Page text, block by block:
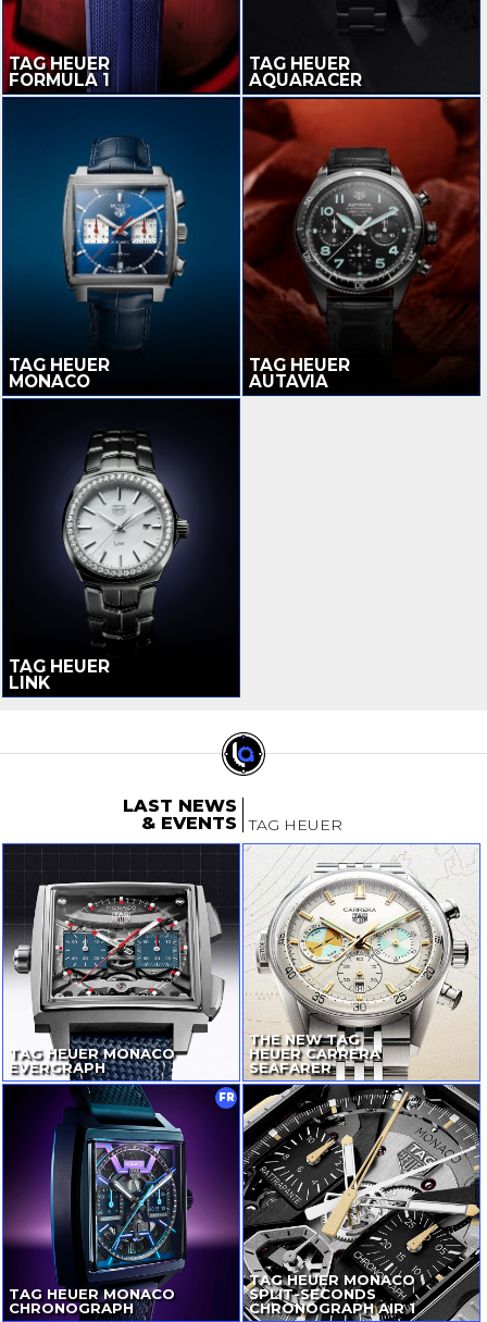
TAG HEUER
FORMULA 1
TAG HEUER
AQUARACER
TAG HEUER
MONACO
TAG HEUER
AUTAVIA
TAG HEUER
LINK
LAST NEWS
& EVENTS
TAG HEUER
TAG HEUER MONACO
EVERGRAPH
THE NEW TAG
HEUER CARRERA
SEAFARER
TAG HEUER MONACO
CHRONOGRAPH
FR
TAG HEUER MONACO
SPLIT-SECONDS
CHRONOGRAPH AIR 1